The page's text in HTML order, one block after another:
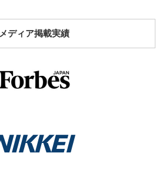
メディア掲載実績